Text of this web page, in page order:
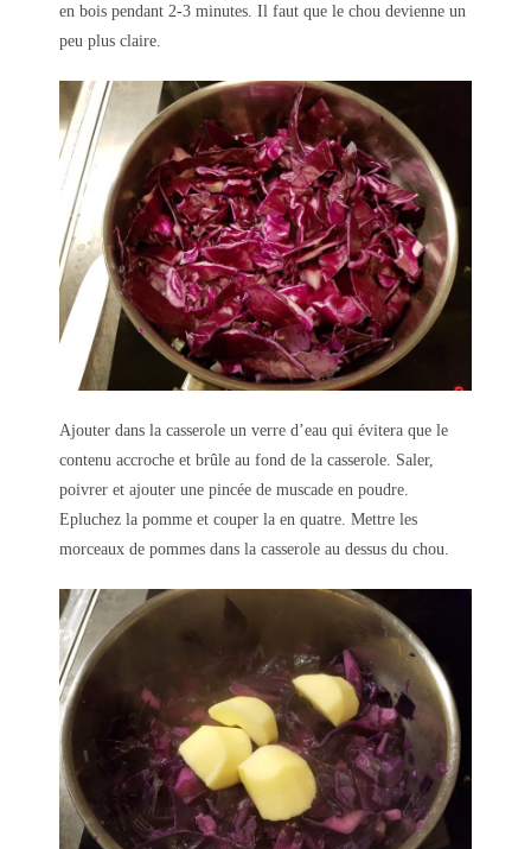
en bois pendant 2-3 minutes. Il faut que le chou devienne un
peu plus claire.
Ajouter dans la casserole un verre d’eau qui évitera que le
contenu accroche et brûle au fond de la casserole. Saler,
poivrer et ajouter une pincée de muscade en poudre.
Epluchez la pomme et couper la en quatre. Mettre les
morceaux de pommes dans la casserole au dessus du chou.